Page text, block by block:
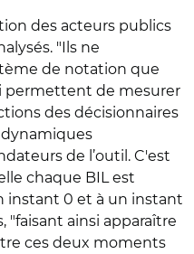
des acteurs publics
"Ils ne
de notation que
permettent de mesurer
des décisionnaires
de l’outil. C'est
chaque BIL est
instant 0 et à un instant
"faisant ainsi apparaître
ces deux moments